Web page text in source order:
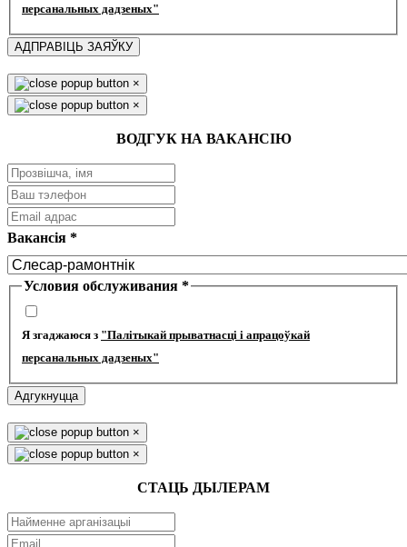
персанальных дадзеных"
АДПРАВІЦЬ ЗАЯЎКУ
×
×
ВОДГУК НА ВАКАНСІЮ
Вакансія *
Условия обслуживания *
Я згаджаюся з "Палітыкай прыватнасці і апрацоўкай
персанальных дадзеных"
Адгукнуцца
×
×
СТАЦЬ ДЫЛЕРАМ